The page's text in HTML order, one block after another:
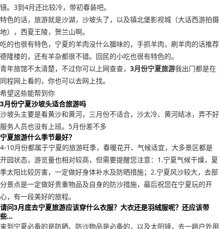
镜。3到4月还比较冷，带初春装吧。
特色的话，旅游就是沙湖，沙坡头了，以及镇北堡影视城（大话西游拍摄
地），西夏王陵，贺兰山啊。
吃的也很有特色，宁夏的羊肉没什么膻味的，手抓羊肉，刷羊肉的话推荐
德隆楼的，还有羊杂都很不错。回民的小吃也很有特色的。
青年旅馆不太清楚，不过你可以上网查查， 3月份宁夏旅游我出门都是在
同程网上看的，你也可以去网上找。
希望这些能帮到你
3月份宁夏沙坡头适合旅游吗
沙坡头主要是看黄沙和黄河，三月份不适合，沙太冷、黄河结冰，弄不好
服务人员也没有上班。5月份差不多
宁夏旅游什么季节最好？
4-10月份都属于宁夏的旅游旺季，春暖花开、气候适宜，大多景区都是
开园状态，游览量也相对较高，但需要提醒您注意：1.宁夏气候干燥，夏
季太阳比较厉害，一定做好身体补水及防晒措施；2.宁夏风沙较大，去部
分景点是一定做好贵重物品及自身的防沙措施，最后祝您在宁夏玩的开
心，有一段美好的旅程。
请问3月底去宁夏旅游应该穿什么衣服？大衣还是羽绒服呢？还应该带
些...
来到宁夏必备的是防晒、防沙物品是必备的，以及太阳镜，去一趟户外用